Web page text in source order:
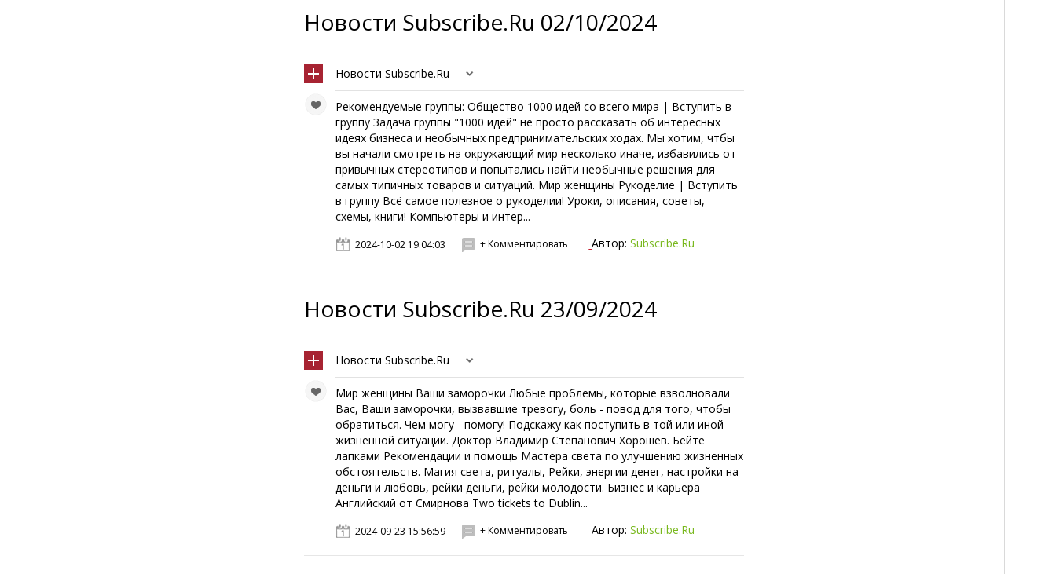
Новости Subscribe.Ru 02/10/2024
Новости Subscribe.Ru
Рекомендуемые группы: Общество 1000 идей со всего мира | Вступить в
группу Задача группы "1000 идей" не просто рассказать об интересных
идеях бизнеса и необычных предпринимательских ходах. Мы хотим, чтбы
вы начали смотреть на окружающий мир несколько иначе, избавились от
привычных стереотипов и попытались найти необычные решения для
самых типичных товаров и ситуаций. Мир женщины Рукоделие | Вступить
в группу Всё самое полезное о рукоделии! Уроки, описания, советы,
схемы, книги! Компьютеры и интер...
2024-10-02 19:04:03 + Комментировать Автор:Subscribe.Ru
Новости Subscribe.Ru 23/09/2024
Новости Subscribe.Ru
Мир женщины Ваши заморочки Любые проблемы, которые взволновали
Вас, Ваши заморочки, вызвавшие тревогу, боль - повод для того, чтобы
обратиться. Чем могу - помогу! Подскажу как поступить в той или иной
жизненной ситуации. Доктор Владимир Степанович Хорошев. Бейте
лапками Рекомендации и помощь Мастера света по улучшению жизненных
обстоятельств. Магия света, ритуалы, Рейки, энергии денег, настройки на
деньги и любовь, рейки деньги, рейки молодости. Бизнес и карьера
Английский от Смирнова Two tickets to Dublin...
2024-09-23 15:56:59 + Комментировать Автор:Subscribe.Ru